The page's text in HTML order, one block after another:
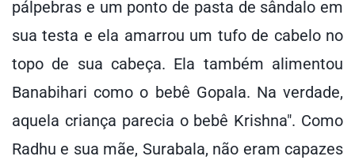
pálpebras e um ponto de pasta de sândalo em
sua testa e ela amarrou um tufo de cabelo no
topo de sua cabeça. Ela também alimentou
Banabihari como o bebê Gopala. Na verdade,
aquela criança parecia o bebê Krishna". Como
Radhu e sua mãe, Surabala, não eram capazes